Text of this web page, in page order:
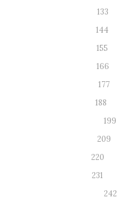
133
144
155
166
177
188
199
209
220
231
242